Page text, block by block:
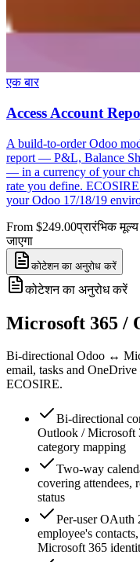
एक बार
Access Account
A build-to-order Odoo
report — P&L, Balance
— in a currency of your
rate you define.
your Odoo 17/18/19
From $249.00प्रारंभिक
जाएगा
कोटेशन का अनुरोध करें
कोटेशन का अनुरोध करें
Microsoft 365 /
Bi-directional Odoo ↔
email, tasks and
ECOSIRE.
Bi-directional
Outlook / Microsoft
category mapping
Two-way
covering attendees,
status
Per-user OAuth
employee's
Microsoft 365